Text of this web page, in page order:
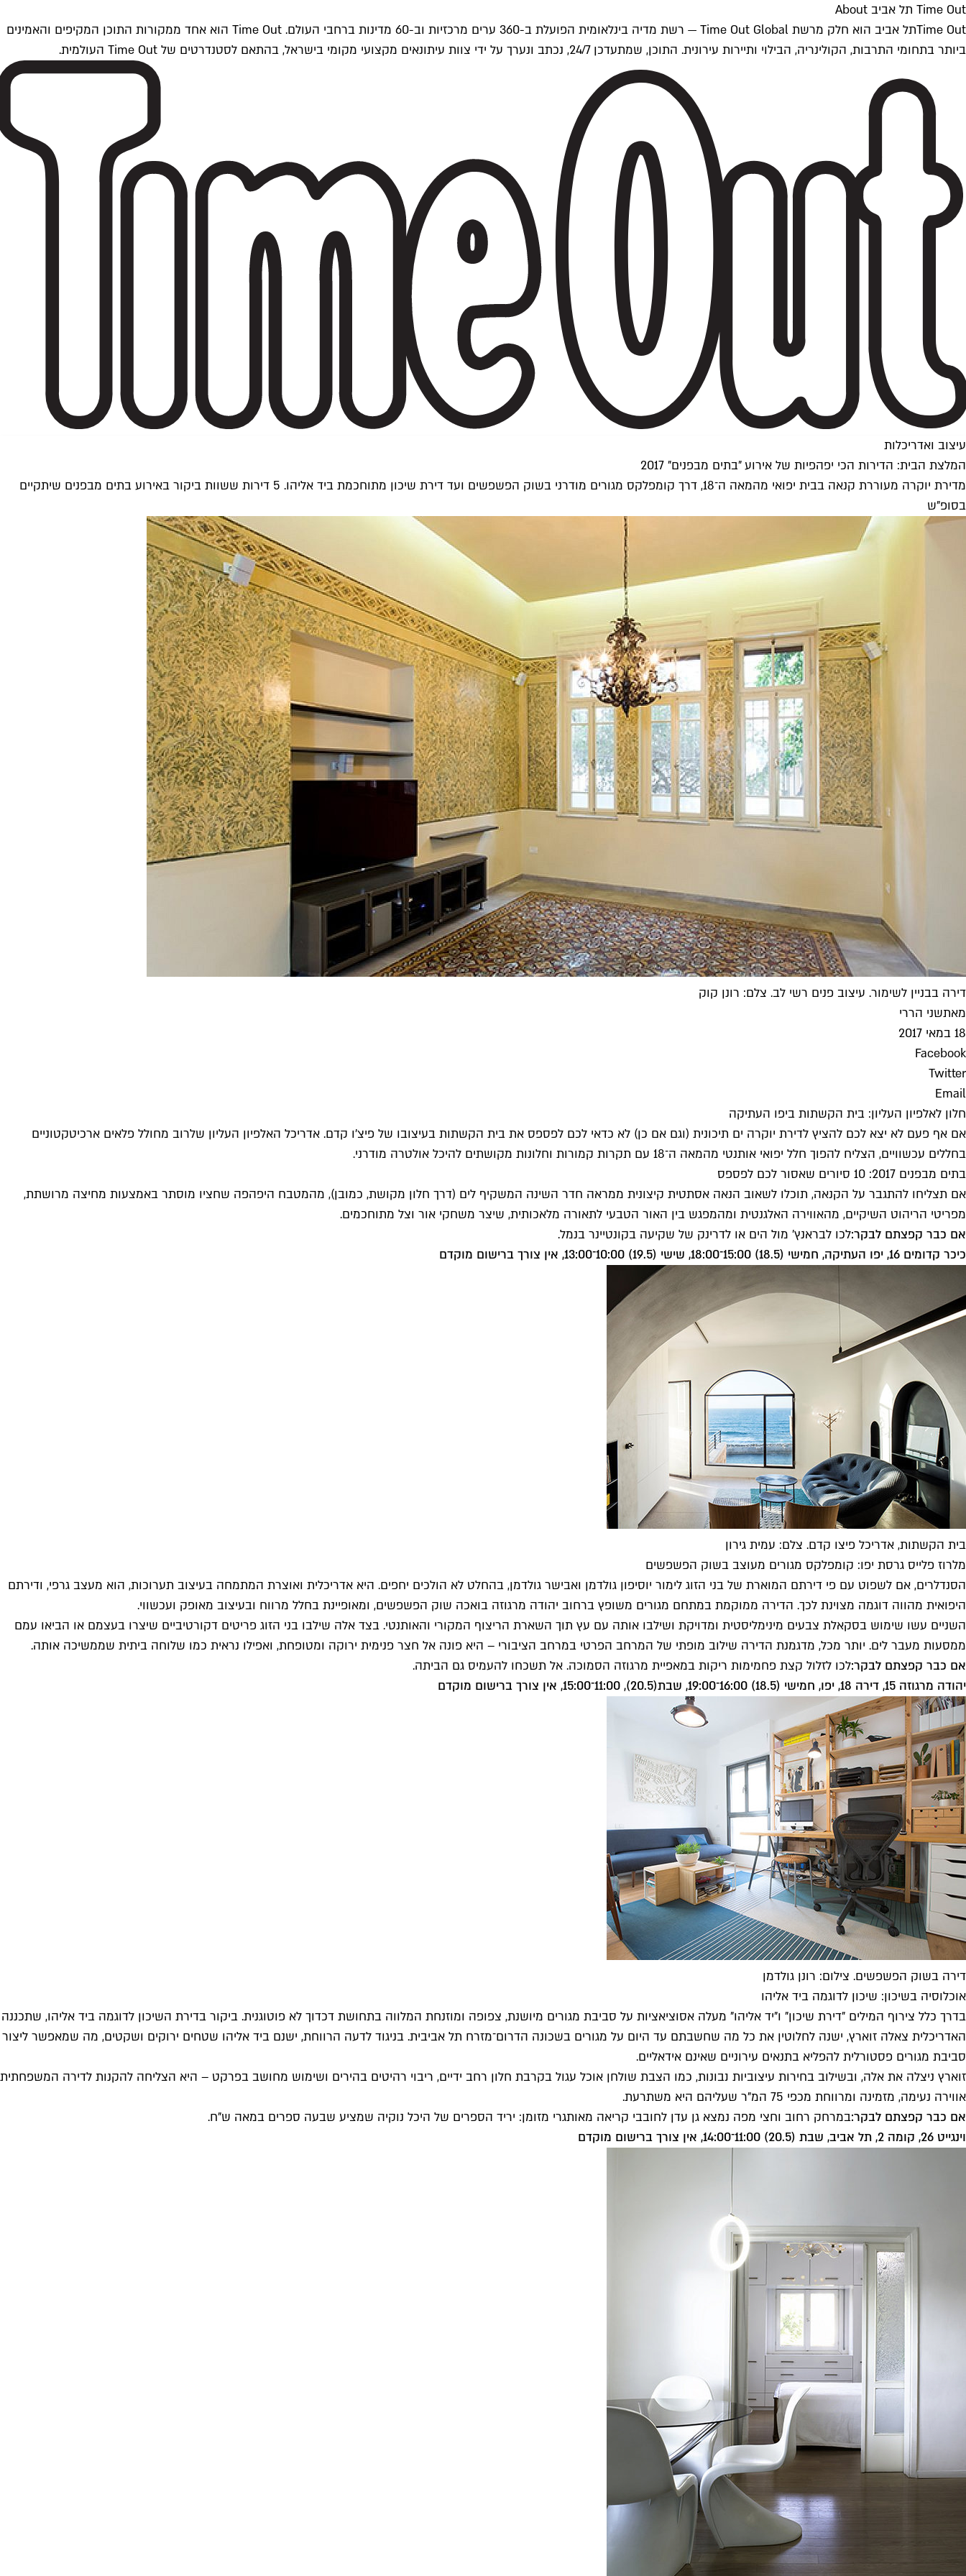
Time Out תל אביב About
Time Outתל אביב הוא חלק מרשת Time Out Global — רשת מדיה בינלאומית הפועלת ב-360 ערים מרכזיות וב-60 מדינות ברחבי העולם. Time Out הוא אחד ממקורות התוכן המקיפים והאמינים
ביותר בתחומי התרבות, הקולינריה, הבילוי ותיירות עירונית. התוכן, שמתעדכן 24/7, נכתב ונערך על ידי צוות עיתונאים מקצועי מקומי בישראל, בהתאם לסטנדרטים של Time Out העולמית.
עיצוב ואדריכלות
המלצת הבית: הדירות הכי יפהפיות של אירוע "בתים מבפנים" 2017
מדירת יוקרה מעוררת קנאה בבית יפואי מהמאה ה־18, דרך קומפלקס מגורים מודרני בשוק הפשפשים ועד דירת שיכון מתוחכמת ביד אליהו. 5 דירות ששוות ביקור באירוע בתים מבפנים שיתקיים
בסופ"ש
דירה בבניין לשימור. עיצוב פנים רשי לב. צלם: רונן קוק
מאתשני הררי
18 במאי 2017
Facebook
Twitter
Email
חלון לאלפיון העליון: בית הקשתות ביפו העתיקה
אם אף פעם לא יצא לכם להציץ לדירת יוקרה ים תיכונית (וגם אם כן) לא כדאי לכם לפספס את בית הקשתות בעיצובו של פיצ'ו קדם. אדריכל האלפיון העליון שלרוב מחולל פלאים ארכיטקטוניים
בחללים עכשוויים, הצליח להפוך חלל יפואי אותנטי מהמאה ה־18 עם תקרות קמורות וחלונות מקושתים להיכל אולטרה מודרני.
בתים מבפנים 2017: 10 סיורים שאסור לכם לפספס
אם תצליחו להתגבר על הקנאה, תוכלו לשאוב הנאה אסתטית קיצונית ממראה חדר השינה המשקיף לים (דרך חלון מקושת, כמובן), מהמטבח היפהפה שחציו מוסתר באמצעות מחיצה מרושתת,
מפריטי הריהוט השיקיים, מהאווירה האלגנטית ומהמפגש בין האור הטבעי לתאורה מלאכותית, שיצר משחקי אור וצל מתוחכמים.
אם כבר קפצתם לבקר:לכו לבראנץ' מול הים או לדרינק של שקיעה בקונטיינר בנמל.
כיכר קדומים 16, יפו העתיקה, חמישי (18.5) 15:00־18:00, שישי (19.5) 10:00־13:00, אין צורך ברישום מוקדם
בית הקשתות, אדריכל פיצו קדם. צלם: עמית גירון
מלרוז פלייס גרסת יפו: קומפלקס מגורים מעוצב בשוק הפשפשים
הסנדלרים, אם לשפוט עם פי דירתם המוארת של בני הזוג לימור יוסיפון גולדמן ואבישר גולדמן, בהחלט לא הולכים יחפים. היא אדריכלית ואוצרת המתמחה בעיצוב תערוכות, הוא מעצב גרפי, ודירתם
היפואית מהווה דוגמה מצוינת לכך. הדירה ממוקמת במתחם מגורים משופץ ברחוב יהודה מרגוזה בואכה שוק הפשפשים, ומאופיינת בחלל מרווח ובעיצוב מאופק ועכשווי.
השניים עשו שימוש בסקאלת צבעים מינימליסטית ומדויקת ושילבו אותה עם עץ תוך השארת הריצוף המקורי והאותנטי. בצד אלה שילבו בני הזוג פריטים דקורטיביים שיצרו בעצמם או הביאו עמם
ממסעות מעבר לים. יותר מכל, מדגמנת הדירה שילוב מופתי של המרחב הפרטי במרחב הציבורי – היא פונה אל חצר פנימית ירוקה ומטופחת, ואפילו נראית כמו שלוחה ביתית שממשיכה אותה.
אם כבר קפצתם לבקר:לכו לזלול קצת פחמימות ריקות במאפיית מרגוזה הסמוכה. אל תשכחו להעמיס גם הביתה.
יהודה מרגוזה 15, דירה 18, יפו, חמישי (18.5) 16:00־19:00, שבת(20.5), 11:00־15:00, אין צורך ברישום מוקדם
דירה בשוק הפשפשים. צילום: רונן גולדמן
אוכלוסיה בשיכון: שיכון לדוגמה ביד אליהו
בדרך כלל צירוף המילים "דירת שיכון" ו"יד אליהו" מעלה אסוציאציות על סביבת מגורים מיושנת, צפופה ומוזנחת המלווה בתחושת דכדוך לא פוטוגנית. ביקור בדירת השיכון לדוגמה ביד אליהו, שתכננה
האדריכלית צאלה זוארץ, ישנה לחלוטין את כל מה שחשבתם עד היום על מגורים בשכונה הדרום־מזרח תל אביבית. בניגוד לדעה הרווחת, ישנם ביד אליהו שטחים ירוקים ושקטים, מה שמאפשר ליצור
סביבת מגורים פסטורלית להפליא בתנאים עירוניים שאינם אידאליים.
זוארץ ניצלה את אלה, ובשילוב בחירות עיצוביות נבונות, כמו הצבת שולחן אוכל עגול בקרבת חלון רחב ידיים, ריבוי רהיטים בהירים ושימוש מחושב בפרקט – היא הצליחה להקנות לדירה המשפחתית
אווירה נעימה, מזמינה ומרווחת מכפי 75 המ"ר שעליהם היא משתרעת.
אם כבר קפצתם לבקר:במרחק רחוב וחצי מפה נמצא גן עדן לחובבי קריאה מאותגרי מזומן: יריד הספרים של היכל נוקיה שמציע שבעה ספרים במאה ש"ח.
וינגייט 26, קומה 2, תל אביב, שבת (20.5) 11:00־14:00, אין צורך ברישום מוקדם